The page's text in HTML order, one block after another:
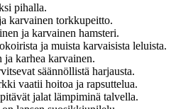
pihalla.
karvainen torkkupeitto.
ja karvainen hamsteri.
ja muista karvaisista leluista.
karhea karvainen.
säännöllistä harjausta.
vaatii hoitoa ja rapsuttelua.
jalat lämpiminä talvella.